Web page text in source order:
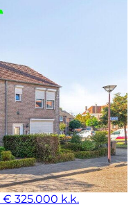
€ 325.000 k.k.